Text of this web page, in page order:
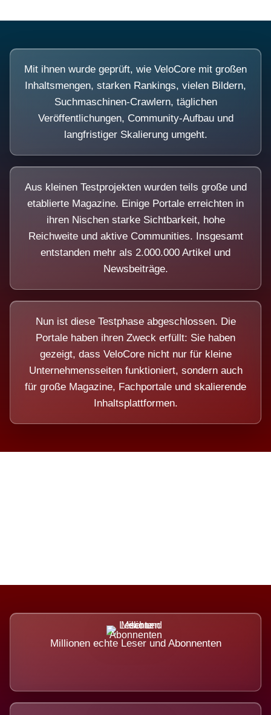
Mit ihnen wurde geprüft, wie VeloCore mit großen
Inhaltsmengen, starken Rankings, vielen Bildern,
Suchmaschinen-Crawlern, täglichen
Veröffentlichungen, Community-Aufbau und
langfristiger Skalierung umgeht.
Aus kleinen Testprojekten wurden teils große und
etablierte Magazine. Einige Portale erreichten in
ihren Nischen starke Sichtbarkeit, hohe
Reichweite und aktive Communities. Insgesamt
entstanden mehr als 2.000.000 Artikel und
Newsbeiträge.
Nun ist diese Testphase abgeschlossen. Die
Portale haben ihren Zweck erfüllt: Sie haben
gezeigt, dass VeloCore nicht nur für kleine
Unternehmensseiten funktioniert, sondern auch
für große Magazine, Fachportale und skalierende
Inhaltsplattformen.
Millionen echte Leser und Abonnenten